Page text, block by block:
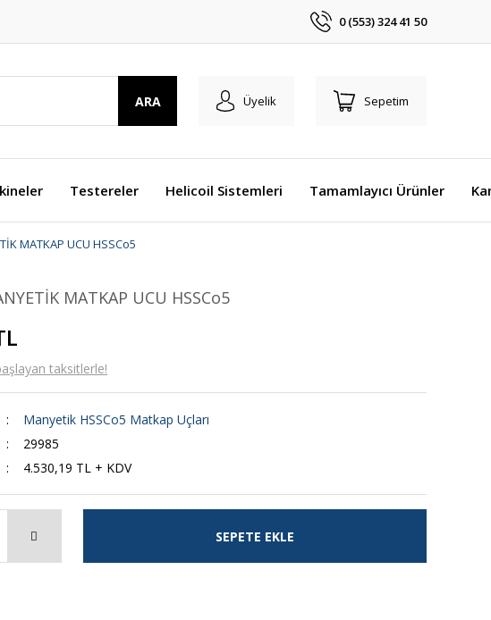
0 (553) 324 41 50
ARA Üyelik Sepetim
Testereler Helicoil Sistemleri Tamamlayıcı Ürünler
MATKAP UCU HSSCo5
MATKAP UCU HSSCo5
taksitlerle!
Manyetik HSSCo5 Matkap Uçları
29985
4.530,19 TL + KDV
SEPETE EKLE